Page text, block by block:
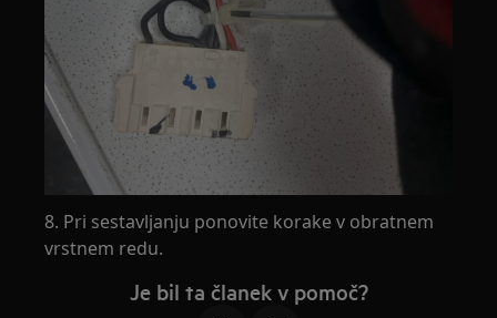
8. Pri sestavljanju ponovite korake v obratnem
vrstnem redu.
Je bil ta članek v pomoč?